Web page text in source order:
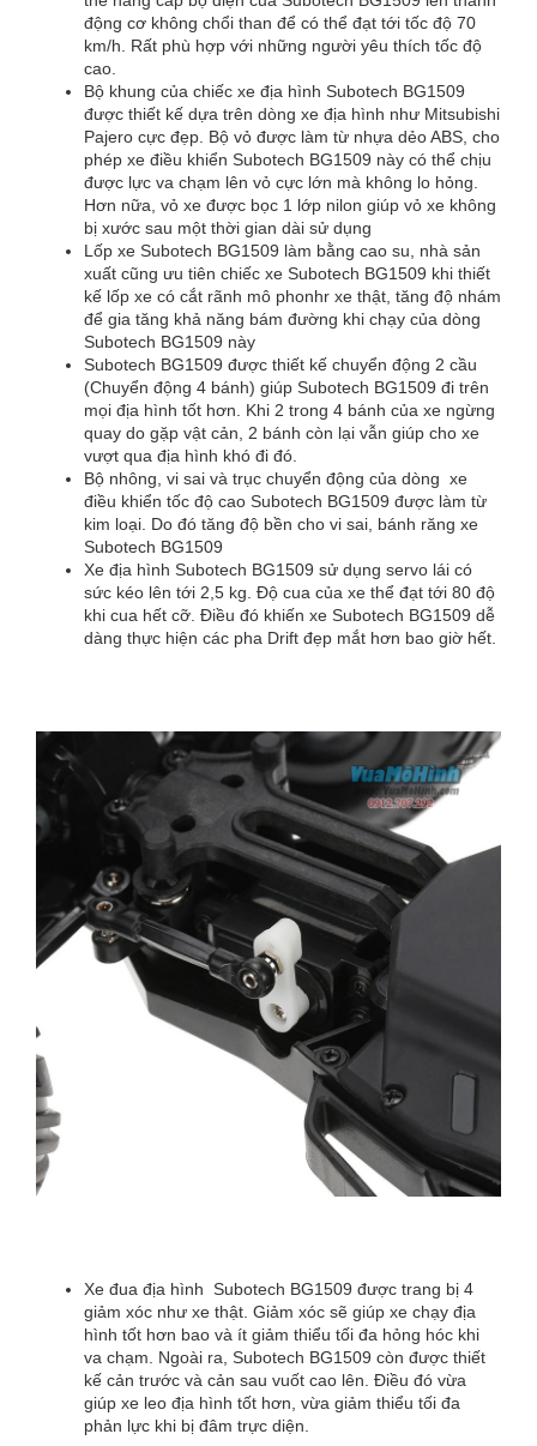
động cơ không chổi than để có thể đạt tới tốc độ 70
km/h. Rất phù hợp với những người yêu thích tốc độ
cao.
Bộ khung của chiếc xe địa hình Subotech BG1509
được thiết kế dựa trên dòng xe địa hình như Mitsubishi
Pajero cực đẹp. Bộ vỏ được làm từ nhựa dẻo ABS, cho
phép xe điều khiển Subotech BG1509 này có thể chịu
được lực va chạm lên vỏ cực lớn mà không lo hỏng.
Hơn nữa, vỏ xe được bọc 1 lớp nilon giúp vỏ xe không
bị xước sau một thời gian dài sử dụng
Lốp xe Subotech BG1509 làm bằng cao su, nhà sản
xuất cũng ưu tiên chiếc xe Subotech BG1509 khi thiết
kế lốp xe có cắt rãnh mô phonhr xe thật, tăng độ nhám
để gia tăng khả năng bám đường khi chạy của dòng
Subotech BG1509 này
Subotech BG1509 được thiết kế chuyển động 2 cầu
(Chuyển động 4 bánh) giúp Subotech BG1509 đi trên
mọi địa hình tốt hơn. Khi 2 trong 4 bánh của xe ngừng
quay do gặp vật cản, 2 bánh còn lại vẫn giúp cho xe
vượt qua địa hình khó đi đó.
Bộ nhông, vi sai và trục chuyển động của dòng xe
điều khiển tốc độ cao Subotech BG1509 được làm từ
kim loại. Do đó tăng độ bền cho vi sai, bánh răng xe
Subotech BG1509
Xe địa hình Subotech BG1509 sử dụng servo lái có
sức kéo lên tới 2,5 kg. Độ cua của xe thể đạt tới 80 độ
khi cua hết cỡ. Điều đó khiến xe Subotech BG1509 dễ
dàng thực hiện các pha Drift đẹp mắt hơn bao giờ hết.
Xe đua địa hình Subotech BG1509 được trang bị 4
giảm xóc như xe thật. Giảm xóc sẽ giúp xe chạy địa
hình tốt hơn bao và ít giảm thiểu tối đa hỏng hóc khi
va chạm. Ngoài ra, Subotech BG1509 còn được thiết
kế cản trước và cản sau vuốt cao lên. Điều đó vừa
giúp xe leo địa hình tốt hơn, vừa giảm thiểu tối đa
phản lực khi bị đâm trực diện.